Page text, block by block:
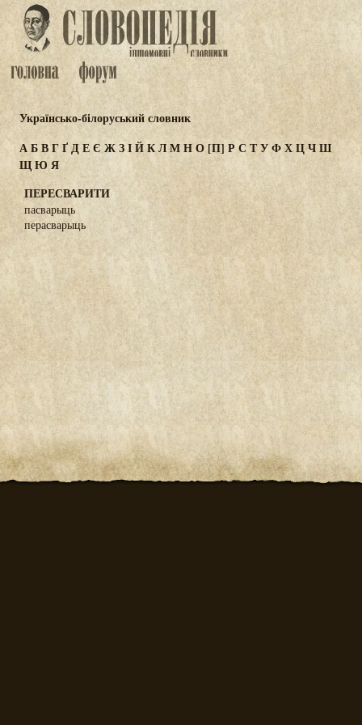
Українсько-білоруський словник
АБВГҐДЕЄ ЖЗІЙКЛМНО[П] Р С ТУФХЦЧШ
ЩЮ Я
ПЕРЕСВАРИТИ
пасварыць
перасварыць